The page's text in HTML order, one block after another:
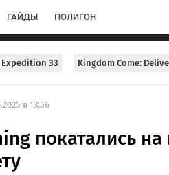
ГАЙДЫ ПОЛИГОН
Expedition 33 Kingdom Come:
в 13:56
покатались